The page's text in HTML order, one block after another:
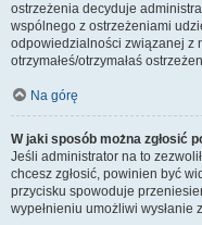
ostrzeżenia decyduje
wspólnego z ostrzeżeniami
odpowiedzialności związanej z
otrzymałeś/otrzymałaś
Na górę
W jaki sposób można zgłosić
Jeśli administrator na to
chcesz zgłosić, powinien być
przycisku spowoduje
wypełnieniu umożliwi wysłanie